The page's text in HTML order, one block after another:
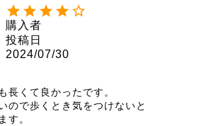
購入者
投稿日
2024/07/30
長くて良かったです。
ので歩くとき気をつけないと
す。